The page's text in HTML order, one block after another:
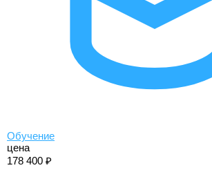
Обучение
цена
178 400